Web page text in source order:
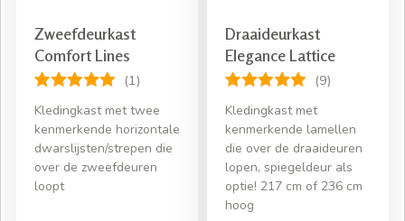
Zweefdeurkast
Comfort Lines
(1)
Kledingkast met twee
kenmerkende horizontale
dwarslijsten/strepen die
over de zweefdeuren
loopt
Draaideurkast
Elegance Lattice
(9)
Kledingkast met
kenmerkende lamellen
die over de draaideuren
lopen, spiegeldeur als
optie! 217 cm of 236 cm
hoog